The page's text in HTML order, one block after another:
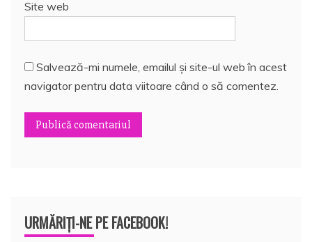
Site web
Salvează-mi numele, emailul și site-ul web în acest
navigator pentru data viitoare când o să comentez.
URMĂRIȚI-NE PE FACEBOOK!